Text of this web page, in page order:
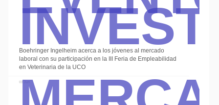
Boehringer Ingelheim acerca a los jóvenes al mercado
laboral con su participación en la III Feria de Empleabilidad
en Veterinaria de la UCO
03 Jun